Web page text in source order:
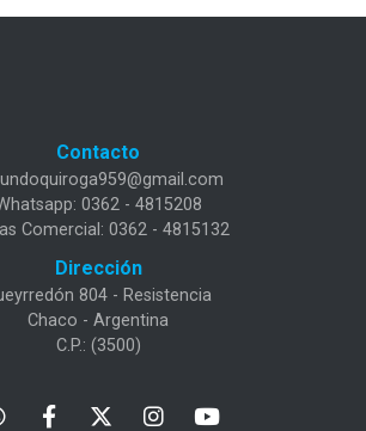
Contacto
0362 - 4815208
Comercial: 0362 - 4815132
Dirección
804 - Resistencia
Chaco - Argentina
C.P.: (3500)